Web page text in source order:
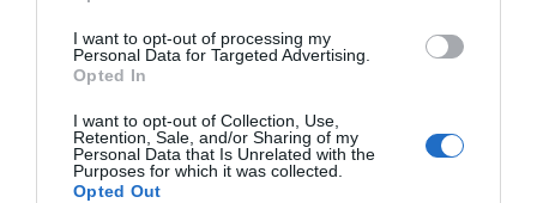
I want to opt-out of processing my
Personal Data for Targeted Advertising.
Opted In
I want to opt-out of Collection, Use,
Retention, Sale, and/or Sharing of my
Personal Data that Is Unrelated with the
Purposes for which it was collected.
Opted Out